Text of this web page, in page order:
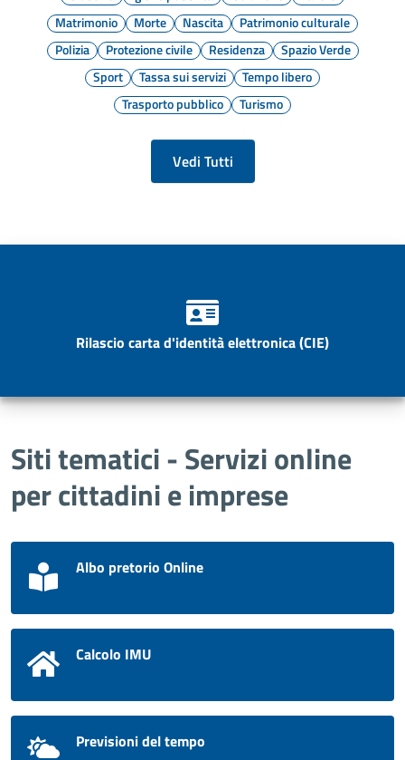
Matrimonio
Morte Nascita
Patrimonio culturale
Polizia
Protezione civile Residenza
Spazio Verde
Sport
Tassa sui servizi
Tempo libero
Trasporto pubblico
Turismo
Vedi Tutti
Rilascio carta d'identità elettronica (CIE)
Siti tematici - Servizi online
per cittadini e imprese
Albo pretorio Online
Calcolo IMU
Previsioni del tempo